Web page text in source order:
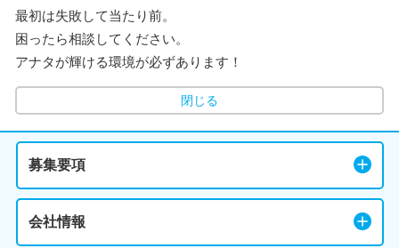
最初は失敗して当たり前。
困ったら相談してください。
アナタが輝ける環境が必ずあります！
閉じる
募集要項
会社情報